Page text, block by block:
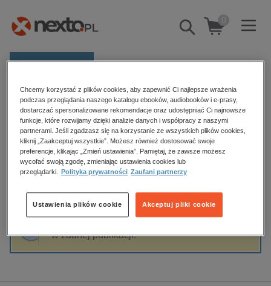
Pokaż/schowaj
wyszukiwarkę
0
E-prasa
Kategorie
Zobacz wszystkie E-prasa
budownictwo, aranżacja wnętrz
biznesowe, branżowe, gospodarka
edukacja
hobby, sport, rozrywka
komputery, internet, technologie, informatyka
Strona główna Olga Wróbel
Olga Wróbel
Sortowanie Filtrowanie
w żadnej publikacji.
Chcemy korzystać z plików cookies, aby zapewnić Ci najlepsze wrażenia
podczas przeglądania naszego katalogu ebooków, audiobooków i e-prasy,
dostarczać spersonalizowane rekomendacje oraz udostępniać Ci najnowsze
funkcje, które rozwijamy dzięki analizie danych i współpracy z naszymi
partnerami. Jeśli zgadzasz się na korzystanie ze wszystkich plików cookies,
kliknij „Zaakceptuj wszystkie”. Możesz również dostosować swoje
preferencje, klikając „Zmień ustawienia”. Pamiętaj, że zawsze możesz
wycofać swoją zgodę, zmieniając ustawienia cookies lub
przeglądarki.
Polityka prywatności Zaufani partnerzy
Akceptuj pliki cookie
Ustawienia plików cookie